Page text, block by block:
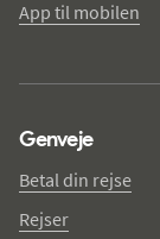
App til mobilen
Genveje
Betal din rejse
Rejser